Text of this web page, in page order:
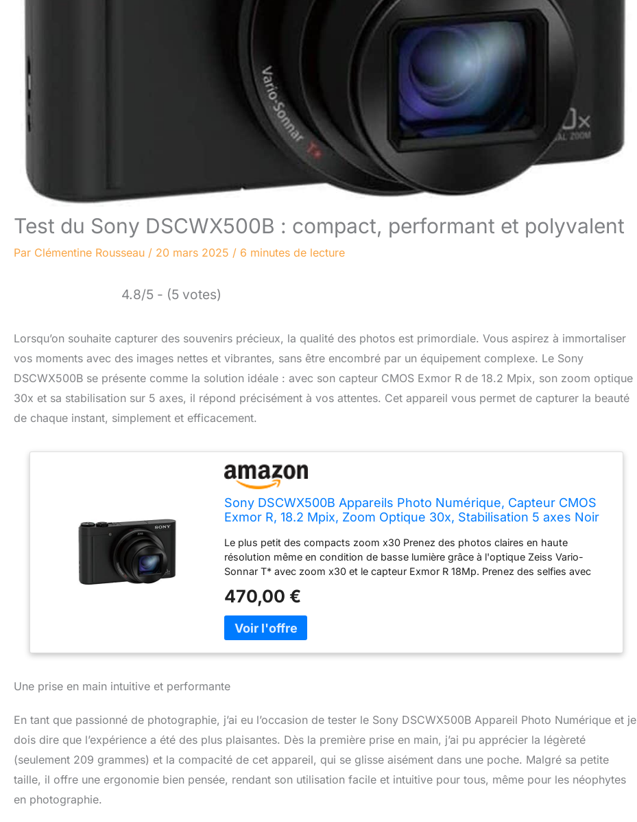
Test du Sony DSCWX500B : compact, performant et polyvalent
Par Clémentine Rousseau / 20 mars 2025 / 6 minutes de lecture
4.8/5 - (5 votes)
Lorsqu’on souhaite capturer des souvenirs précieux, la qualité des photos est primordiale. Vous aspirez à immortaliser
vos moments avec des images nettes et vibrantes, sans être encombré par un équipement complexe. Le Sony
DSCWX500B se présente comme la solution idéale : avec son capteur CMOS Exmor R de 18.2 Mpix, son zoom optique
30x et sa stabilisation sur 5 axes, il répond précisément à vos attentes. Cet appareil vous permet de capturer la beauté
de chaque instant, simplement et efficacement.
Sony DSCWX500B Appareils Photo Numérique, Capteur CMOS
Exmor R, 18.2 Mpix, Zoom Optique 30x, Stabilisation 5 axes Noir
Le plus petit des compacts zoom x30 Prenez des photos claires en haute
résolution même en condition de basse lumière grâce à l'optique Zeiss Vario-
Sonnar T* avec zoom x30 et le capteur Exmor R 18Mp. Prenez des selfies avec
vos photos en WiFi/NFC Dimensions du produit (L x W x H ) : 15.40 x 11.7 x 9.2
cm Zoom numérique (photo): Jusqu'à 120x (VGA) Moteur de traitement de
l'image: BIONZ X
470,00 €
Une prise en main intuitive et performante
En tant que passionné de photographie, j’ai eu l’occasion de tester le Sony DSCWX500B Appareil Photo Numérique et je
dois dire que l’expérience a été des plus plaisantes. Dès la première prise en main, j’ai pu apprécier la légèreté
(seulement 209 grammes) et la compacité de cet appareil, qui se glisse aisément dans une poche. Malgré sa petite
taille, il offre une ergonomie bien pensée, rendant son utilisation facile et intuitive pour tous, même pour les néophytes
en photographie.